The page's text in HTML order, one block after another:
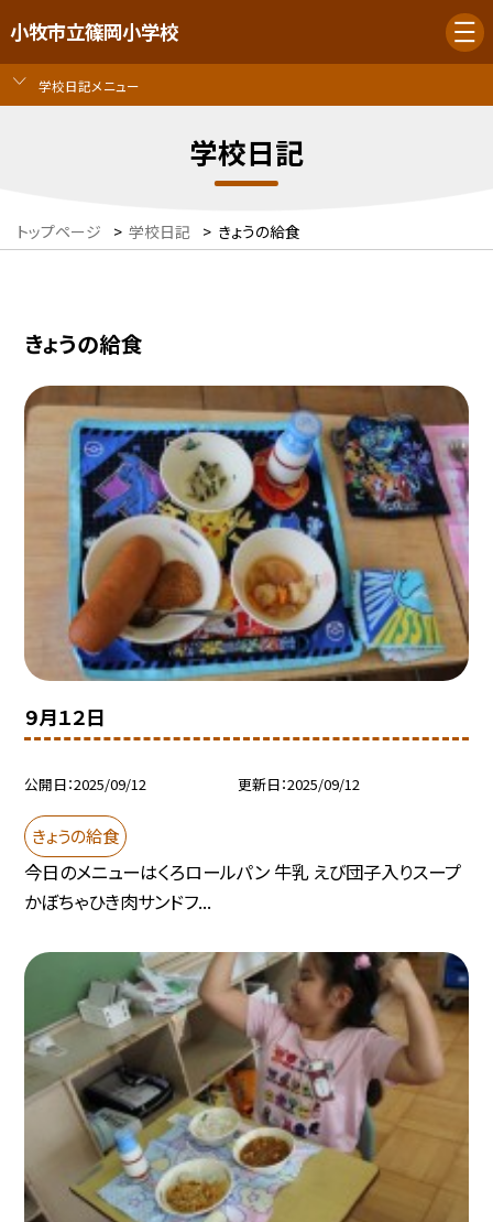
小牧市立篠岡小学校
学校日記メニュー
学校日記
トップページ > 学校日記 > きょうの給食
きょうの給食
９月１２日
公開日 2025/09/12 更新日 2025/09/12
きょうの給食
今日のメニューはくろロールパン 牛乳 えび団子入りスープ
かぼちゃひき肉サンドフ...